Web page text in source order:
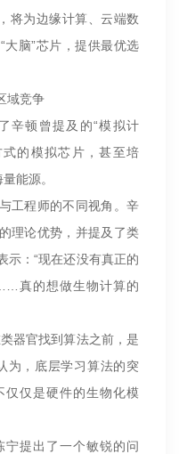
将为边缘计算、云端数
脑”芯片，提供最优选
域竞争
辛顿曾提及的“模拟计
的模拟芯片，甚至培
能源。
工程师的不同视角。辛
理论优势，并提及了类
示：“现在还没有真正的
真的想做生物计算的
器官找到算法之前，是
为，底层学习算法的突
仅仅是硬件的生物化模
宁提出了一个敏锐的问